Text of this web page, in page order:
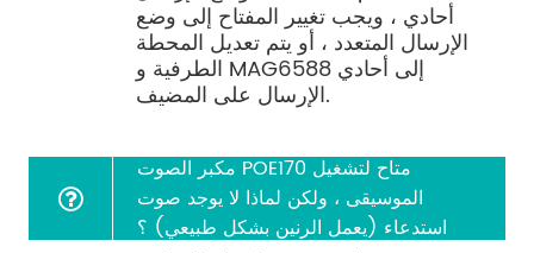
أحادي ، ويجب تغيير المفتاح إلى وضع
الإرسال المتعدد ، أو يتم تعديل المحطة
الطرفية و MAG6588 إلى أحادي
الإرسال على المضيف.
مكبر الصوت POE170 متاح لتشغيل
الموسيقى ، ولكن لماذا لا يوجد صوت
استدعاء (يعمل الرنين بشكل طبيعي) ؟